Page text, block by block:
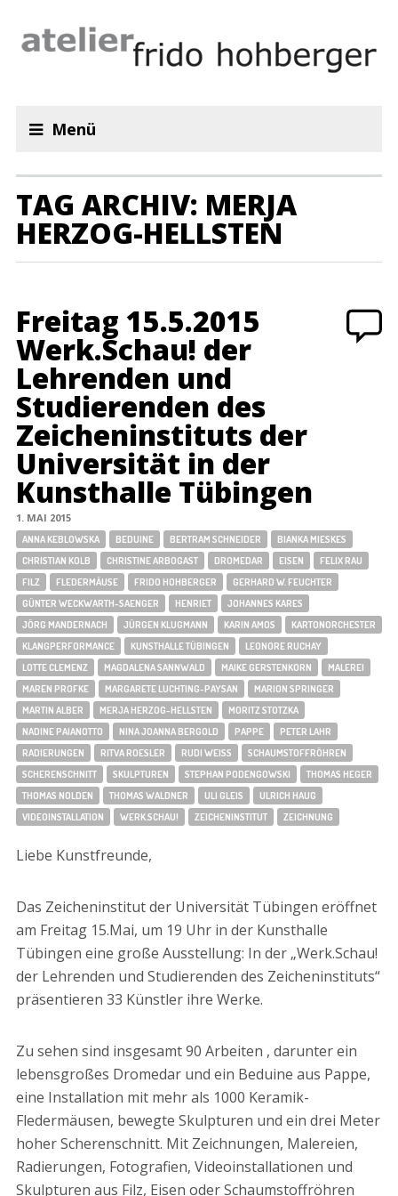
Menü
TAG ARCHIV: MERJA
HERZOG-HELLSTEN
Freitag 15.5.2015
Werk.Schau! der
Lehrenden und
Studierenden des
Zeicheninstituts der
Universität in der
Kunsthalle Tübingen
1. MAI 2015
ANNA KEBLOWSKA BEDUINE BERTRAM SCHNEIDER
BIANKA MIESKES
CHRISTIAN KOLB
CHRISTINE ARBOGAST DROMEDAR EISEN
FELIX RAU
FILZ
FLEDERMÄUSE FRIDO HOHBERGER
GERHARD W. FEUCHTER
GÜNTER WECKWARTH-SAENGER
HENRIET
JOHANNES KARES
JÖRG MANDERNACH
JÜRGEN KLUGMANN KARIN AMOS
KARTONORCHESTER
KLANGPERFORMANCE
KUNSTHALLE TÜBINGEN
LEONORE RUCHAY
LOTTE CLEMENZ
MAGDALENA SANNWALD MAIKE GERSTENKORN
MALEREI
MAREN PROFKE
MARGARETE LUCHTING-PAYSAN
MARION SPRINGER
MARTIN ALBER
MERJA HERZOG-HELLSTEN
MORITZ STOTZKA
NADINE PAIANOTTO
NINA JOANNA BERGOLD PAPPE
PETER LAHR
RADIERUNGEN
RITVA ROESLER RUDI WEISS
SCHAUMSTOFFRÖHREN
SCHERENSCHNITT
SKULPTUREN STEPHAN PODENGOWSKI
THOMAS HEGER
THOMAS NOLDEN
THOMAS WALDNER ULI GLEIS
ULRICH HAUG
VIDEOINSTALLATION
WERK.SCHAU! ZEICHENINSTITUT ZEICHNUNG
Liebe Kunstfreunde,
Das Zeicheninstitut der Universität Tübingen eröffnet
am Freitag 15.Mai, um 19 Uhr in der Kunsthalle
Tübingen eine große Ausstellung: In der „Werk.Schau!
der Lehrenden und Studierenden des Zeicheninstituts“
präsentieren 33 Künstler ihre Werke.
Zu sehen sind insgesamt 90 Arbeiten , darunter ein
lebensgroßes Dromedar und ein Beduine aus Pappe,
eine Installation mit mehr als 1000 Keramik-
Fledermäusen, bewegte Skulpturen und ein drei Meter
hoher Scherenschnitt. Mit Zeichnungen, Malereien,
Radierungen, Fotografien, Videoinstallationen und
Skulpturen aus Filz, Eisen oder Schaumstoffröhren